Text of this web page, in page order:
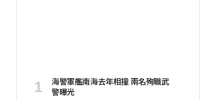
海警軍艦南海去年相撞 兩名殉職武
警曝光